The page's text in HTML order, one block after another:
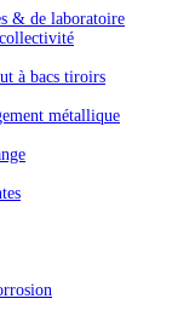
& de laboratoire
à bacs tiroirs
métallique